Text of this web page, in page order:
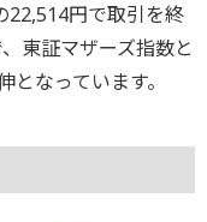
22,514円で取引を終
東証マザーズ指数と
なっています。